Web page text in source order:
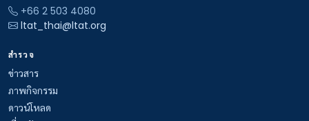
+66 2 503 4080
ltat_thai@ltat.org
สำรวจ
ข่าวสาร
ภาพกิจกรรม
ดาวน์โหลด